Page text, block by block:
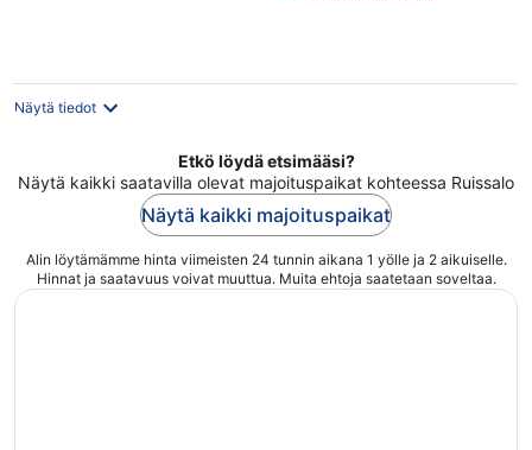
Näytä tiedot
Etkö löydä etsimääsi?
Näytä kaikki saatavilla olevat majoituspaikat kohteessa Ruissalo
Näytä kaikki majoituspaikat
Alin löytämämme hinta viimeisten 24 tunnin aikana 1 yölle ja 2 aikuiselle.
Hinnat ja saatavuus voivat muuttua. Muita ehtoja saatetaan soveltaa.